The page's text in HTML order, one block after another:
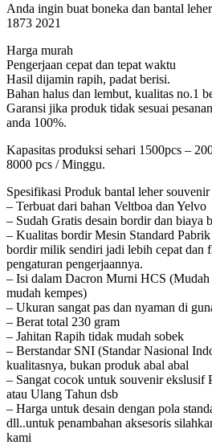
Anda ingin buat boneka dan bantal
1873 2021
Harga murah
Pengerjaan cepat dan tepat waktu
Hasil dijamin rapih, padat berisi.
Bahan halus dan lembut, kualitas no.1
Garansi jika produk tidak sesuai
anda 100%.
Kapasitas produksi sehari 1500pcs –
8000 pcs / Minggu.
Spesifikasi Produk bantal leher souvenir
– Terbuat dari bahan Veltboa dan Yelvo
– Sudah Gratis desain bordir dan biaya
– Kualitas bordir Mesin Standard
bordir milik sendiri jadi lebih cepat dan
pengaturan pengerjaannya.
– Isi dalam Dacron Murni HCS (Mudah
mudah kempes)
– Ukuran sangat pas dan nyaman di
– Berat total 230 gram
– Jahitan Rapih tidak mudah sobek
– Berstandar SNI (Standar Nasional
kualitasnya, bukan produk abal abal
– Sangat cocok untuk souvenir ekslusif
atau Ulang Tahun dsb
– Harga untuk desain dengan pola
dll..untuk penambahan aksesoris
kami